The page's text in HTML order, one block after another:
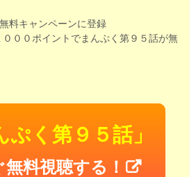
料キャンペーンに登録
００ポイントでまんぷく第９５話が無
ぷく第９５話」
料視聴する！